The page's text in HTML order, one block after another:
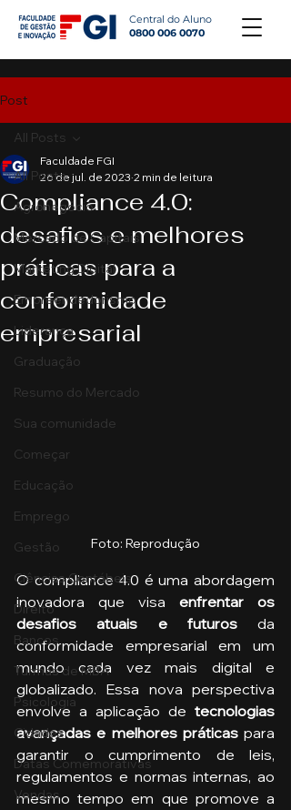
Central do Aluno
0800 006 0070
Post
All Posts
Agronegócio
Mercado de Capitais
Marketing Digital
Empreendedorismo
Liderança
Graduação
Resumo do Mercado
Sua comunidade
Começar
Educação
Emprego
Gestão
Ciências Contábeis
Direito
Bancos
Turmas de MBA
Psicologia
Cidades
Datas Comemorativas
Vendas
All Posts
Compliance 4.0:
desafios e melhores
práticas para a
conformidade
empresarial
Faculdade FGI
26 de jul. de 2023 2 min de leitura
Foto: Reprodução
O compliance 4.0 é uma abordagem
inovadora que visa enfrentar os
desafios atuais e futuros da
conformidade empresarial em um
mundo cada vez mais digital e
globalizado. Essa nova perspectiva
envolve a aplicação de tecnologias
avançadas e melhores práticas para
garantir o cumprimento de leis,
regulamentos e normas internas, ao
mesmo tempo em que promove a